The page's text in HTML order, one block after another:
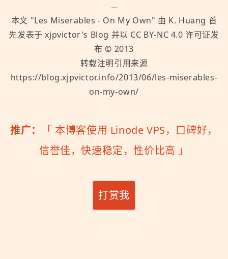
本文 "Les Miserables - On My Own" 由 K. Huang 首
先发表于xjpvictor's Blog 并以 CC BY-NC 4.0 许可证发
布 © 2013
转载注明引用来源
https://blog.xjpvictor.info/2013/06/les-miserables-
on-my-own/
推广： 「 本博客使用 Linode VPS，口碑好，
信誉佳，快速稳定，性价比高 」
打赏我